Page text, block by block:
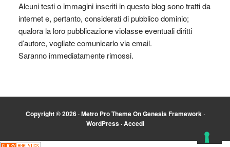
Alcuni testi o immagini inseriti in questo blog sono tratti da
internet e, pertanto, considerati di pubblico dominio;
qualora la loro pubblicazione violasse eventuali diritti
d’autore, vogliate comunicarlo via email.
Saranno immediatamente rimossi.
Copyright © 2026 ·Metro Pro ThemeOnGenesis Framework·
WordPress·Accedi